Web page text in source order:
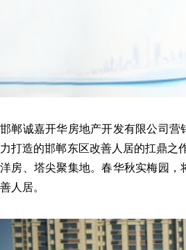
邯郸诚嘉开华房地产开发有限公司
力打造的邯郸东区改善人居的扛鼎之
洋房、塔尖聚集地。春华秋实梅园
善人居。